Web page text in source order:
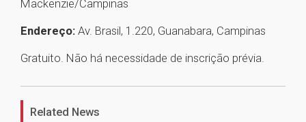
Mackenzie/Campinas
Endereço: Av. Brasil, 1.220, Guanabara, Campinas
Gratuito. Não há necessidade de inscrição prévia.
1
Related News